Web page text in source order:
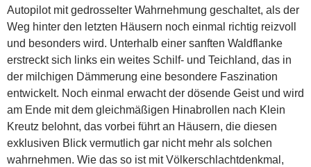
Autopilot mit gedrosselter Wahrnehmung geschaltet, als der
Weg hinter den letzten Häusern noch einmal richtig reizvoll
und besonders wird. Unterhalb einer sanften Waldflanke
erstreckt sich links ein weites Schilf- und Teichland, das in
der milchigen Dämmerung eine besondere Faszination
entwickelt. Noch einmal erwacht der dösende Geist und wird
am Ende mit dem gleichmäßigen Hinabrollen nach Klein
Kreutz belohnt, das vorbei führt an Häusern, die diesen
exklusiven Blick vermutlich gar nicht mehr als solchen
wahrnehmen. Wie das so ist mit Völkerschlachtdenkmal,